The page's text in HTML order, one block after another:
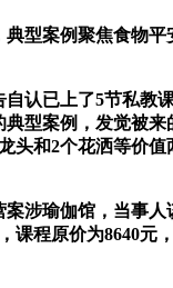
案例聚焦食物平
已上了5节私教
型案例，发觉被
和2个花洒等价值
瑜伽馆，当事人
程原价为8640元